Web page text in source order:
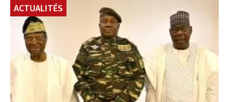
ACTUALITÉS